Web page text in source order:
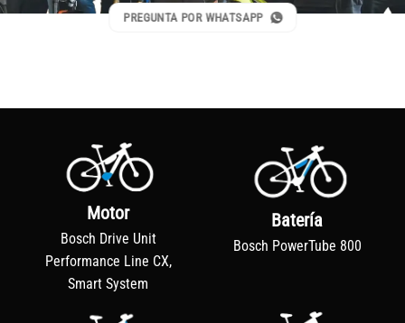
PREGUNTA POR WHATSAPP
Motor
Bosch Drive Unit
Performance Line CX,
Smart System
Batería
Bosch PowerTube 800